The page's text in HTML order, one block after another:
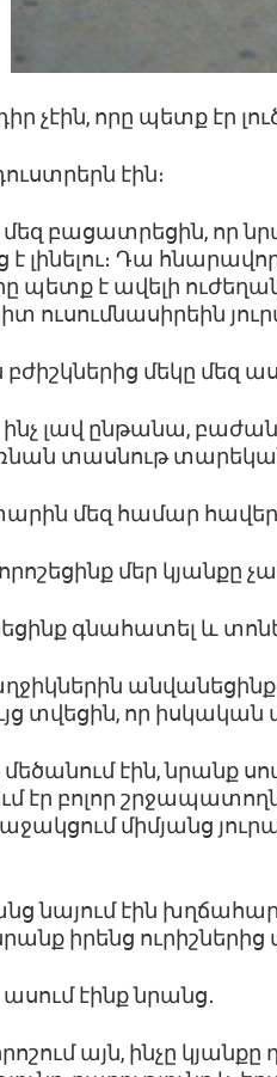
չէին, որը պետք էր
էին։
մեզ բացատրեցին, որ
է լինելու։ Դա
պետք է ավելի
ուսումնասիրեին
մեկը մեզ
լավ ընթանա,
տասնութ
մեզ համար
մեր կյանքը
գնահատել և
տվեցին, որ
էին, նրանք
էր բոլոր
միմյանց
նայում էին
իրենց
էինք նրանց․
այն, ինչը